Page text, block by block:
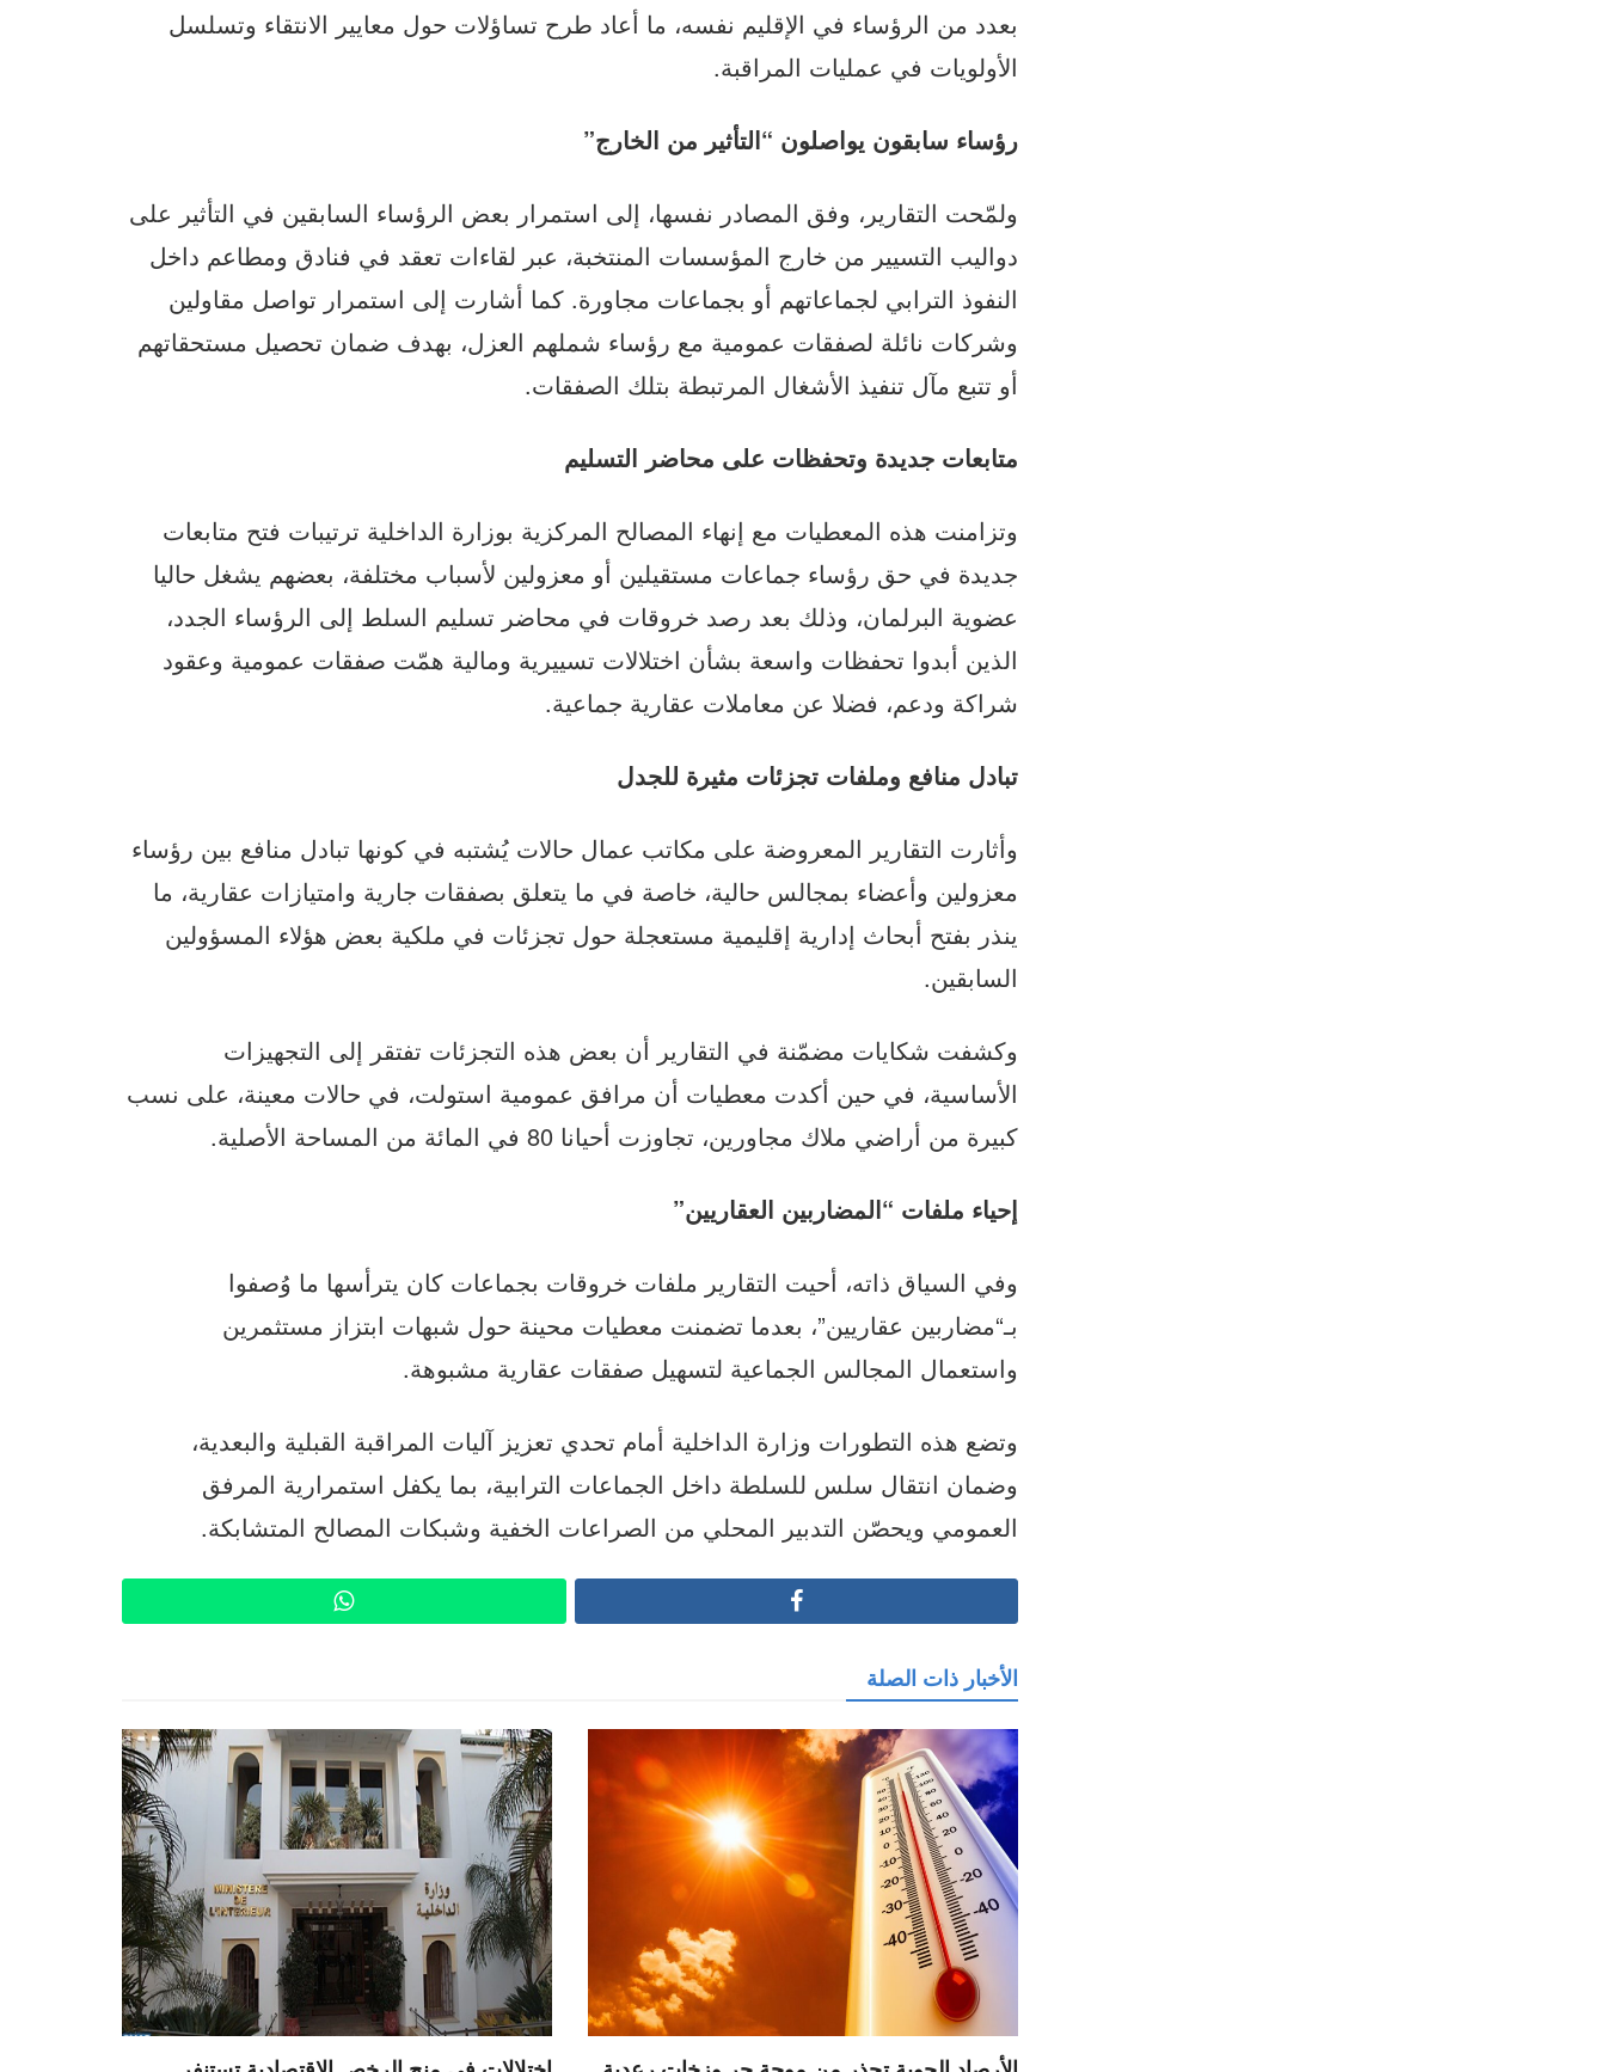
بعدد من الرؤساء في الإقليم نفسه، ما أعاد طرح تساؤلات حول معايير الانتقاء وتسلسل
الأولويات في عمليات المراقبة.
رؤساء سابقون يواصلون “التأثير من الخارج”
ولمّحت التقارير، وفق المصادر نفسها، إلى استمرار بعض الرؤساء السابقين في التأثير على
دواليب التسيير من خارج المؤسسات المنتخبة، عبر لقاءات تعقد في فنادق ومطاعم داخل
النفوذ الترابي لجماعاتهم أو بجماعات مجاورة. كما أشارت إلى استمرار تواصل مقاولين
وشركات نائلة لصفقات عمومية مع رؤساء شملهم العزل، بهدف ضمان تحصيل مستحقاتهم
أو تتبع مآل تنفيذ الأشغال المرتبطة بتلك الصفقات.
متابعات جديدة وتحفظات على محاضر التسليم
وتزامنت هذه المعطيات مع إنهاء المصالح المركزية بوزارة الداخلية ترتيبات فتح متابعات
جديدة في حق رؤساء جماعات مستقيلين أو معزولين لأسباب مختلفة، بعضهم يشغل حاليا
عضوية البرلمان، وذلك بعد رصد خروقات في محاضر تسليم السلط إلى الرؤساء الجدد،
الذين أبدوا تحفظات واسعة بشأن اختلالات تسييرية ومالية همّت صفقات عمومية وعقود
شراكة ودعم، فضلا عن معاملات عقارية جماعية.
تبادل منافع وملفات تجزئات مثيرة للجدل
وأثارت التقارير المعروضة على مكاتب عمال حالات يُشتبه في كونها تبادل منافع بين رؤساء
معزولين وأعضاء بمجالس حالية، خاصة في ما يتعلق بصفقات جارية وامتيازات عقارية، ما
ينذر بفتح أبحاث إدارية إقليمية مستعجلة حول تجزئات في ملكية بعض هؤلاء المسؤولين
السابقين.
وكشفت شكايات مضمّنة في التقارير أن بعض هذه التجزئات تفتقر إلى التجهيزات
الأساسية، في حين أكدت معطيات أن مرافق عمومية استولت، في حالات معينة، على نسب
كبيرة من أراضي ملاك مجاورين، تجاوزت أحيانا 80 في المائة من المساحة الأصلية.
إحياء ملفات “المضاربين العقاريين”
وفي السياق ذاته، أحيت التقارير ملفات خروقات بجماعات كان يترأسها ما وُصفوا
بـ“مضاربين عقاريين”، بعدما تضمنت معطيات محينة حول شبهات ابتزاز مستثمرين
واستعمال المجالس الجماعية لتسهيل صفقات عقارية مشبوهة.
وتضع هذه التطورات وزارة الداخلية أمام تحدي تعزيز آليات المراقبة القبلية والبعدية،
وضمان انتقال سلس للسلطة داخل الجماعات الترابية، بما يكفل استمرارية المرفق
العمومي ويحصّن التدبير المحلي من الصراعات الخفية وشبكات المصالح المتشابكة.
الأخبار ذات الصلة